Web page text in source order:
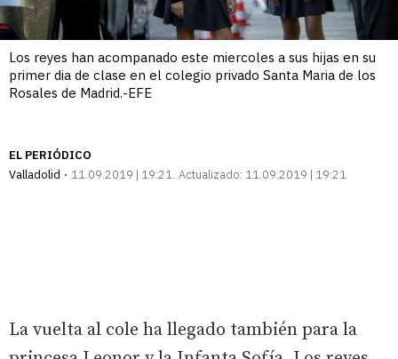
Los reyes han acompanado este miercoles a sus hijas en su
primer dia de clase en el colegio privado Santa Maria de los
Rosales de Madrid.-EFE
EL PERIÓDICO
Valladolid
11.09.2019 | 19:21 Actualizado: 11.09.2019 | 19:21
La vuelta al cole ha llegado también para la